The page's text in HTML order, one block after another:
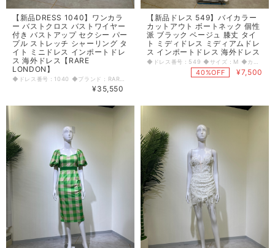
【新品DRESS 1040】ワンカラ
ー バストクロス バストワイヤー
付き バストアップ セクシー パー
プル ストレッチ シャーリング タ
イト ミニドレス インポートドレ
ス 海外ドレス【RARE
LONDON】
◆ドレス番号：1040 ◆ブランド：RARE LONDON ◆サイズ：ＸＳ ◆カラー：パープル ※平置きサイズ寸法 着丈：95cm バスト：30cm ウエスト：25cm ヒップ：32cm 原産国： 中国 素材：ポリエステル95％ エラスタン5％ 〈生地感〉 ＝＝＝＝＝＝＝＝＝＝＝＝＝＝＝＝ 伸縮性： 有り 厚み： 普通 裏地： 有り 透け感： 若干あり ＝＝＝＝＝＝＝＝＝＝＝＝＝＝＝＝ その他 背中ファスナー ◆マネキンサイズ 本体（H） 178cm バスト 78cm ウエスト 59cm ヒップ 87cm
¥35,550
【新品ドレス 549】バイカラー
カットアウト ボートネック 個性
派 ブラック ベージュ 膝丈 タイ
ト ミディドレス ミディアムドレ
ス インポートドレス 海外ドレス
◆ドレス番号：549 ◆サイズ：M ◆カラー：ブラック ※平置きサイズ寸法 着丈：98cm バスト：40cm ウエスト：35cm ヒップ： 43cm 〈生地感〉 ＝＝＝＝＝＝＝＝＝＝＝＝＝＝＝＝ 伸縮性： 若干あり 厚み： 普通 ＝＝＝＝＝＝＝＝＝＝＝＝＝＝＝＝ その他 胸パット有 背中オープンファスナー 下スリット風に開いてる 21cm ＝＝＝＝＝＝＝＝＝＝＝＝＝＝＝＝ ◆マネキンサイズ 本体（H） 178cm バスト 78cm ウエスト 59cm ヒップ 87cm
40%OFF ¥7,500